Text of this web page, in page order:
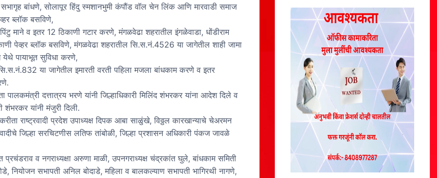
बांधणे, सोलापूर हिंदु स्मशानभुमी कंपौंड वॉल चेन लिंक आणि मारवाडी समाज
ब्लॉक बसविणे,
माने व इतर 12 ठिकाणी गटार करणे, मंगळवेढा शहरातील इंगळेवाडा, धोंडीराम
पेव्हर ब्लॉक बसविणे, मंगळवेढा शहरातील सि.स.नं.4526 या जागेतील शाही जामा
पायाभूत सुविधा करणे,
या जागेतील इमारती वरती पहिला मजला बांधकाम करणे व इतर
पालकमंत्री दत्तात्रय भरणे यांनी जिल्हाधिकारी मिलिंद शंभरकर यांना आदेश दिले व
शंभरकर यांनी मंजुरी दिली.
राष्ट्रवादी प्रदेश उपाध्यक्ष दिपक आबा साळुंखे, विठ्ठल कारखान्याचे चेअरमन
जिल्हा सरचिटणीस लतिफ तांबोळी, जिल्हा प्रशासन अधिकारी पंकज जावळे
प्रचंडराव व नगराध्यक्षा अरुणा माळी, उपनगराध्यक्ष चंद्रकांत घुले, बांधकाम समिती
नियोजन सभापती अनिल बोदाडे, महिला व बालकल्याण सभापती भागिरथी नागणे,